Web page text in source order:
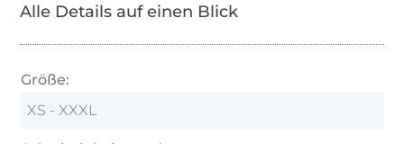
Alle Details auf einen Blick
Größe:
XS - XXXL